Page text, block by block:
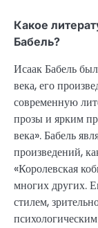
Какое
Бабель?
Исаак Бабель
века, его
современную
прозы и ярким
века». Бабель
произведений,
«Королевская
многих других.
стилем,